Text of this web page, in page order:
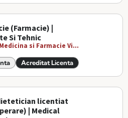
(Farmacie) |
Si Tehnic
si Farmacie Vi...
Acreditat Licenta
licentiat
| Medical